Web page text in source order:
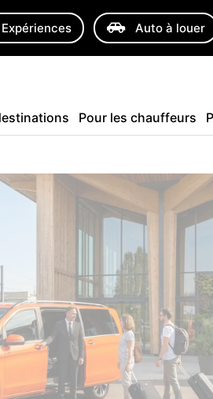
Expériences Auto à louer
Pour les chauffeurs